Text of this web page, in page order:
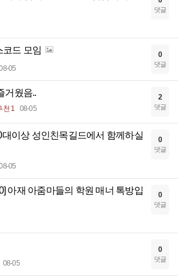
댓글
코드 모임
05
0
댓글
거웠음..
천 1 08-05
2
댓글
이상 성인친목길드에서 함께하실
05
0
댓글
아재 아줌마들의 학원 매너 톡방입
0
댓글
08-05
0
댓글